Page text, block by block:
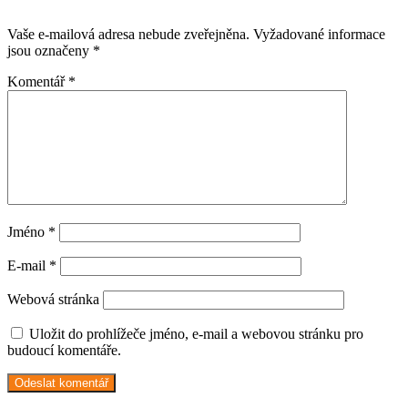
Vaše e-mailová adresa nebude zveřejněna. Vyžadované informace
jsou označeny *
Komentář *
Jméno *
E-mail *
Webová stránka
Uložit do prohlížeče jméno, e-mail a webovou stránku pro
budoucí komentáře.